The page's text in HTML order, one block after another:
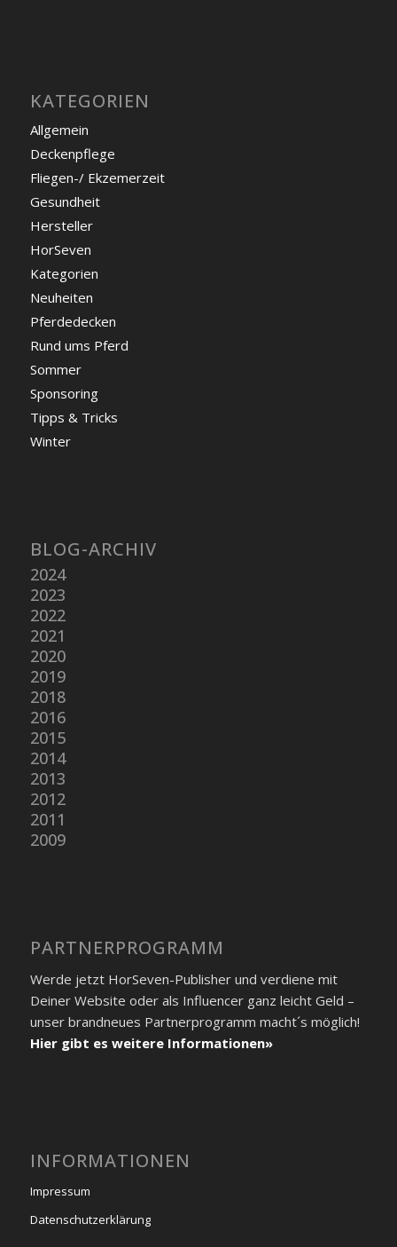
KATEGORIEN
Allgemein
Deckenpflege
Fliegen-/ Ekzemerzeit
Gesundheit
Hersteller
HorSeven
Kategorien
Neuheiten
Pferdedecken
Rund ums Pferd
Sommer
Sponsoring
Tipps & Tricks
Winter
BLOG-ARCHIV
2024
2023
2022
2021
2020
2019
2018
2016
2015
2014
2013
2012
2011
2009
PARTNER­PROGRAMM
Werde jetzt HorSeven-Publisher und verdiene mit
Deiner Website oder als Influencer ganz leicht Geld –
unser brandneues Partner­programm macht´s möglich!
Hier gibt es weitere Informationen»
INFORMATIONEN
Impressum
Datenschutzerklärung